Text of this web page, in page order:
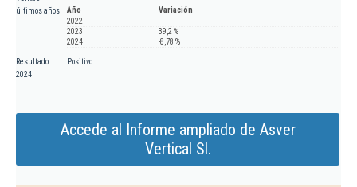
últimos años
Año
Variación
2022
2023
39,2 %
2024
-8,78 %
Resultado
2024
Positivo
Accede al Informe ampliado de Asver
Vertical Sl.